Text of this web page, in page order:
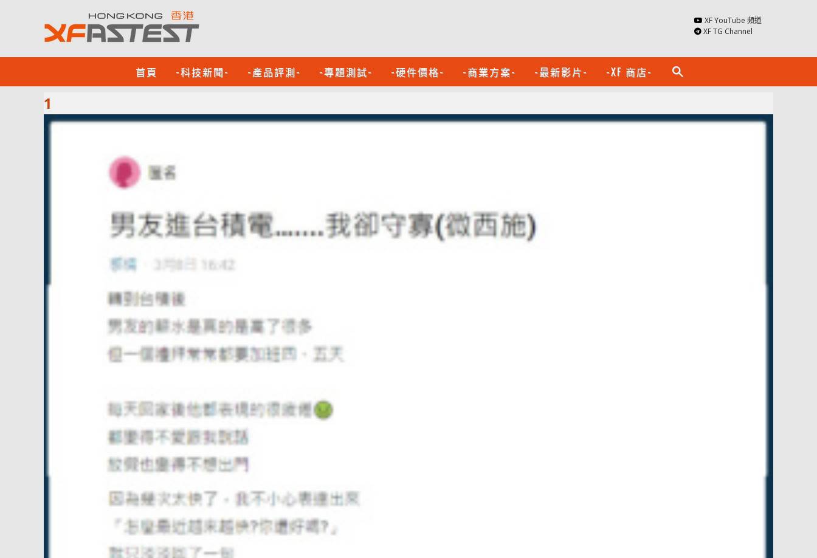
XF YouTube 頻道
XF TG Channel
首頁 -科技新聞- -產品評測- -專題測試- -硬件價格- -商業方案- -最新影片- -XF 商店- search
1